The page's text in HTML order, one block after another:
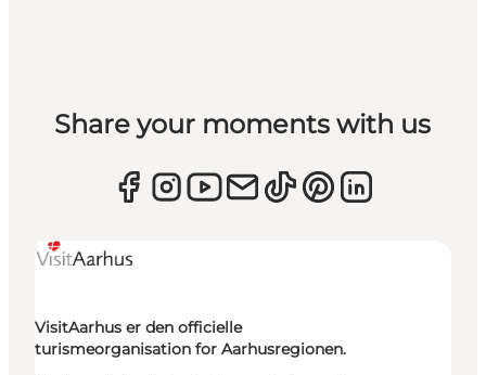
Share your moments with us
VisitAarhus er den officielle
turismeorganisation for Aarhusregionen.